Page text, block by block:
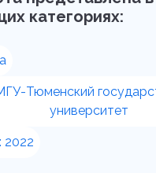
категориях:
Тюменский
университет
2022